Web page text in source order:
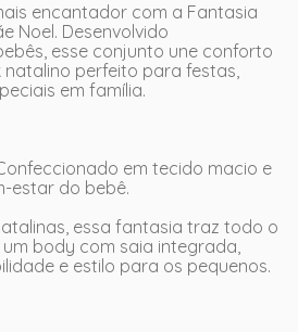
encantador com a Fantasia
Noel. Desenvolvido
esse conjunto une conforto
natalino perfeito para festas,
em família.
em tecido macio e
estar do bebê.
essa fantasia traz todo o
body com saia integrada,
e estilo para os pequenos.